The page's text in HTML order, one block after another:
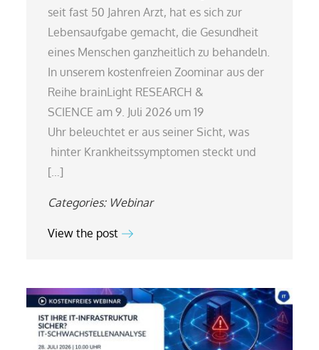
seit fast 50 Jahren Arzt, hat es sich zur
Lebensaufgabe gemacht, die Gesundheit
eines Menschen ganzheitlich zu behandeln.
In unserem kostenfreien Zoominar aus der
Reihe brainLight RESEARCH &
SCIENCE am 9. Juli 2026 um 19
Uhr beleuchtet er aus seiner Sicht, was
hinter Krankheitssymptomen steckt und
[…]
Categories: Webinar
View the post